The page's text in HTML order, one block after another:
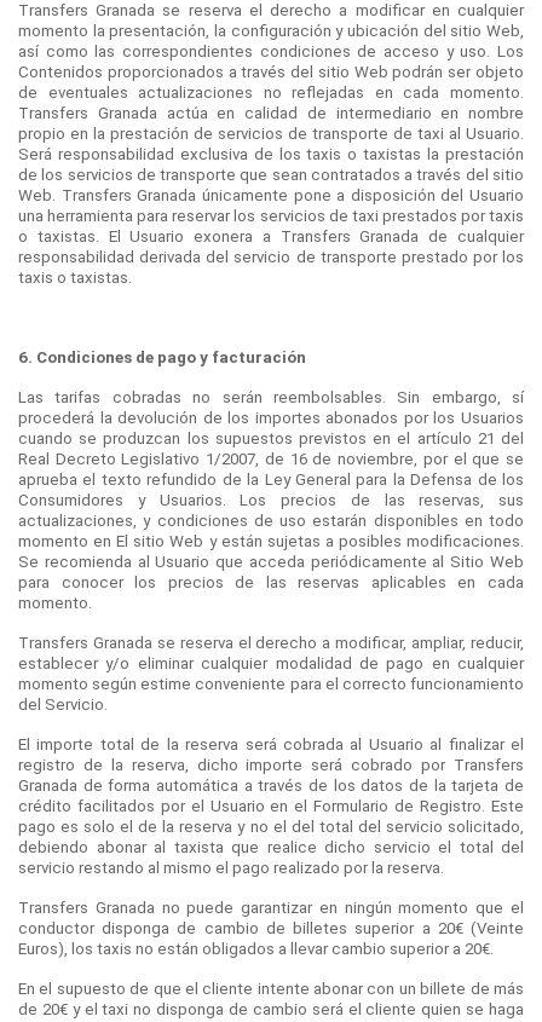
Transfers Granada se reserva el derecho a modificar en cualquier
momento la presentación, la configuración y ubicación del sitio Web,
así como las correspondientes condiciones de acceso y uso. Los
Contenidos proporcionados a través del sitio Web podrán ser objeto
de eventuales actualizaciones no reflejadas en cada momento.
Transfers Granada actúa en calidad de intermediario en nombre
propio en la prestación de servicios de transporte de taxi al Usuario.
Será responsabilidad exclusiva de los taxis o taxistas la prestación
de los servicios de transporte que sean contratados a través del sitio
Web. Transfers Granada únicamente pone a disposición del Usuario
una herramienta para reservar los servicios de taxi prestados por taxis
o taxistas. El Usuario exonera a Transfers Granada de cualquier
responsabilidad derivada del servicio de transporte prestado por los
taxis o taxistas.
6. Condiciones de pago y facturación
Las tarifas cobradas no serán reembolsables. Sin embargo, sí
procederá la devolución de los importes abonados por los Usuarios
cuando se produzcan los supuestos previstos en el artículo 21 del
Real Decreto Legislativo 1/2007, de 16 de noviembre, por el que se
aprueba el texto refundido de la Ley General para la Defensa de los
Consumidores y Usuarios. Los precios de las reservas, sus
actualizaciones, y condiciones de uso estarán disponibles en todo
momento en El sitio Web y están sujetas a posibles modificaciones.
Se recomienda al Usuario que acceda periódicamente al Sitio Web
para conocer los precios de las reservas aplicables en cada
momento.
Transfers Granada se reserva el derecho a modificar, ampliar, reducir,
establecer y/o eliminar cualquier modalidad de pago en cualquier
momento según estime conveniente para el correcto funcionamiento
del Servicio.
El importe total de la reserva será cobrada al Usuario al finalizar el
registro de la reserva, dicho importe será cobrado por Transfers
Granada de forma automática a través de los datos de la tarjeta de
crédito facilitados por el Usuario en el Formulario de Registro. Este
pago es solo el de la reserva y no el del total del servicio solicitado,
debiendo abonar al taxista que realice dicho servicio el total del
servicio restando al mismo el pago realizado por la reserva.
Transfers Granada no puede garantizar en ningún momento que el
conductor disponga de cambio de billetes superior a 20€ (Veinte
Euros), los taxis no están obligados a llevar cambio superior a 20€.
En el supuesto de que el cliente intente abonar con un billete de más
de 20€ y el taxi no disponga de cambio será el cliente quien se haga